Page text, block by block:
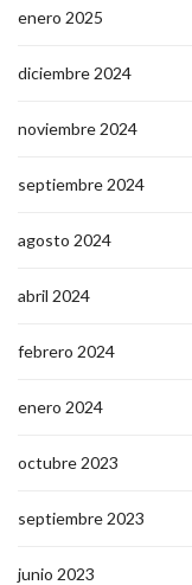
enero 2025
diciembre 2024
noviembre 2024
septiembre 2024
agosto 2024
abril 2024
febrero 2024
enero 2024
octubre 2023
septiembre 2023
junio 2023